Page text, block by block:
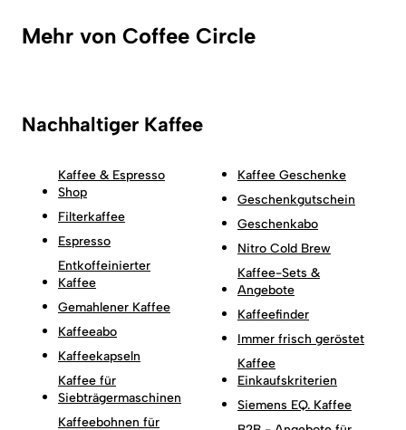
Mehr von Coffee Circle
Nachhaltiger Kaffee
Kaffee & Espresso
Shop
Filterkaffee
Espresso
Entkoffeinierter
Kaffee
Gemahlener Kaffee
Kaffeeabo
Kaffeekapseln
Kaffee für
Siebträgermaschinen
Kaffeebohnen für
Kaffee Geschenke
Geschenkgutschein
Geschenkabo
Nitro Cold Brew
Kaffee-Sets &
Angebote
Kaffeefinder
Immer frisch geröstet
Kaffee
Einkaufskriterien
Siemens EQ. Kaffee